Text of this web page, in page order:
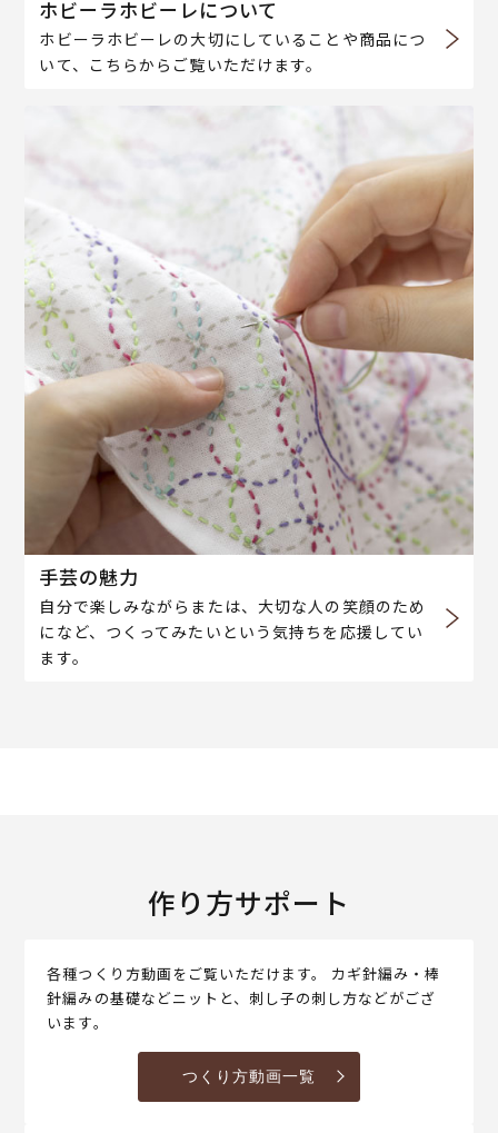
ホビーラホビーレについて
ホビーラホビーレの大切にしていることや商品につ
いて、こちらからご覧いただけます。
手芸の魅力
自分で楽しみながらまたは、大切な人の笑顔のため
になど、つくってみたいという気持ちを応援してい
ます。
作り方サポート
各種つくり方動画をご覧いただけます。 カギ針編み・棒
針編みの基礎などニットと、刺し子の刺し方などがござ
います。
つくり方動画一覧